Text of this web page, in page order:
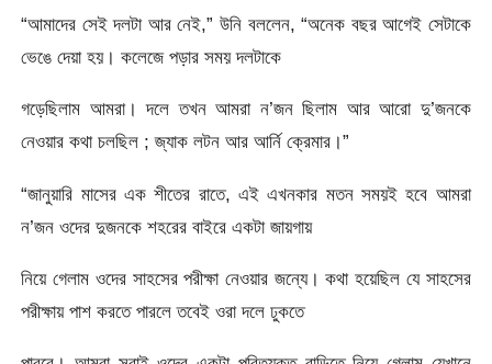
“আমাদের সেই দলটা আর নেই,” উনি বললেন, “অনেক বছর আগেই সেটাকে
ভেঙে দেয়া হয়। কলেজে পড়ার সময় দলটাকে
গড়েছিলাম আমরা। দলে তখন আমরা ন’জন ছিলাম আর আরো দু’জনকে
নেওয়ার কথা চলছিল ; জ্যাক লটন আর আর্নি ক্রেমার।”
“জানুয়ারি মাসের এক শীতের রাতে, এই এখনকার মতন সময়ই হবে আমরা
ন’জন ওদের দুজনকে শহরের বাইরে একটা জায়গায়
নিয়ে গেলাম ওদের সাহসের পরীক্ষা নেওয়ার জন্যে। কথা হয়েছিল যে সাহসের
পরীক্ষায় পাশ করতে পারলে তবেই ওরা দলে ঢুকতে